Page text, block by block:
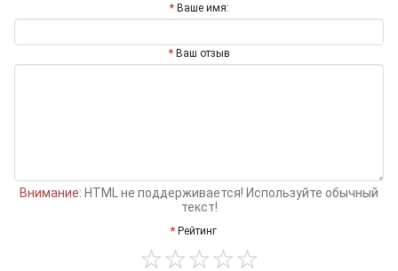
Ваше имя:
Ваш отзыв
Внимание: HTML не поддерживается! Используйте обычный
текст!
Рейтинг